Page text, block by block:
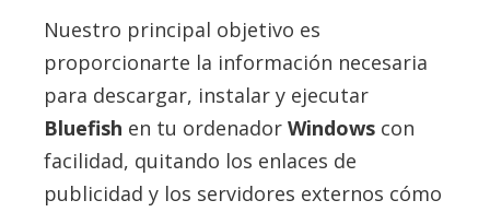
Nuestro principal objetivo es
proporcionarte la información necesaria
para descargar, instalar y ejecutar
Bluefish en tu ordenador Windows con
facilidad, quitando los enlaces de
publicidad y los servidores externos cómo